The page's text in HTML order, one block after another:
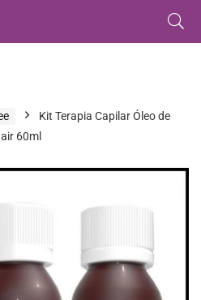
Kit Terapia Capilar Óleo de
60ml